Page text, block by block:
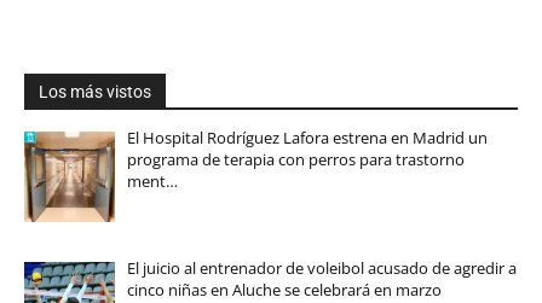
Los más vistos
El Hospital Rodríguez Lafora estrena en Madrid un
programa de terapia con perros para trastorno
ment…
El juicio al entrenador de voleibol acusado de agredir a
cinco niñas en Aluche se celebrará en marzo